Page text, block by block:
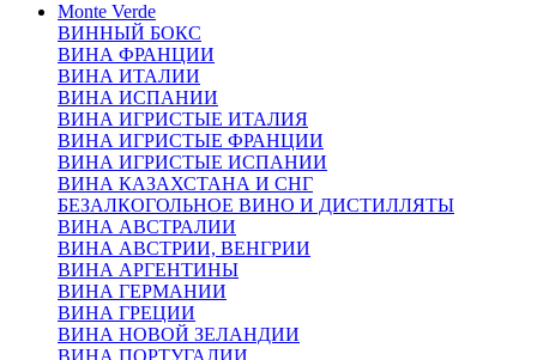
Monte Verde
ВИННЫЙ БОКС
ВИНА ФРАНЦИИ
ВИНА ИТАЛИИ
ВИНА ИСПАНИИ
ВИНА ИГРИСТЫЕ ИТАЛИЯ
ВИНА ИГРИСТЫЕ ФРАНЦИИ
ВИНА ИГРИСТЫЕ ИСПАНИИ
ВИНА КАЗАХСТАНА И СНГ
БЕЗАЛКОГОЛЬНОЕ ВИНО И ДИСТИЛЛЯТЫ
ВИНА АВСТРАЛИИ
ВИНА АВСТРИИ, ВЕНГРИИ
ВИНА АРГЕНТИНЫ
ВИНА ГЕРМАНИИ
ВИНА ГРЕЦИИ
ВИНА НОВОЙ ЗЕЛАНДИИ